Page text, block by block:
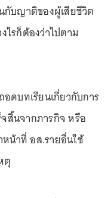
กับญาติของผู้เสียชีวิต
รก็ต้องว่าไปตาม
ดบทเรียนเกี่ยวกับการ
สิ้นจากภารกิจ หรือ
น้าที่ อส.รายอื่นใช้
ตุ